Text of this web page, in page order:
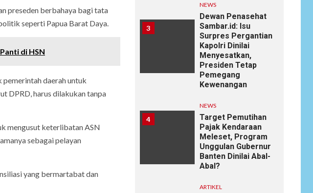
preseden berbahaya bagi tata
seperti Papua Barat Daya.
di HSN
pemerintah daerah untuk
DPRD, harus dilakukan tanpa
mengusut keterlibatan ASN
sebagai pelayan
yang bermartabat dan
3
NEWS
Dewan Penasehat
Sambar.id: Isu
Surpres Pergantian
Kapolri Dinilai
Menyesatkan,
Presiden Tetap
Pemegang
Kewenangan
4
NEWS
Target Pemutihan
Pajak Kendaraan
Meleset, Program
Unggulan Gubernur
Banten Dinilai Abal-
Abal?
ARTIKEL